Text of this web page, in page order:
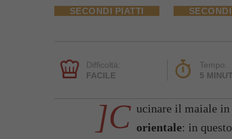
SECONDI PIATTI
Difficoltà:
FACILE
Tempo:
5
]C ucinare il maiale in
orientale: in